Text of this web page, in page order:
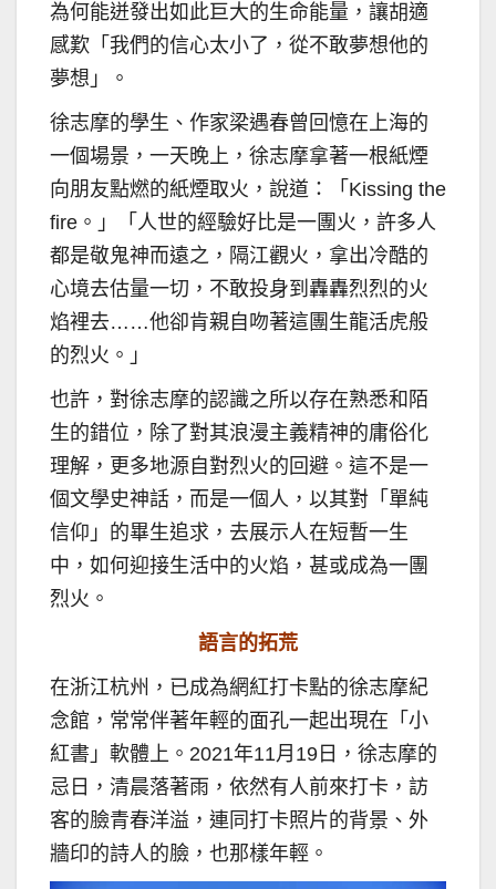
為何能迸發出如此巨大的生命能量，讓胡適
感歎「我們的信心太小了，從不敢夢想他的
夢想」。
徐志摩的學生、作家梁遇春曾回憶在上海的
一個場景，一天晚上，徐志摩拿著一根紙煙
向朋友點燃的紙煙取火，說道：「Kissing the
fire。」「人世的經驗好比是一團火，許多人
都是敬鬼神而遠之，隔江觀火，拿出冷酷的
心境去估量一切，不敢投身到轟轟烈烈的火
焰裡去……他卻肯親自吻著這團生龍活虎般
的烈火。」
也許，對徐志摩的認識之所以存在熟悉和陌
生的錯位，除了對其浪漫主義精神的庸俗化
理解，更多地源自對烈火的回避。這不是一
個文學史神話，而是一個人，以其對「單純
信仰」的畢生追求，去展示人在短暫一生
中，如何迎接生活中的火焰，甚或成為一團
烈火。
語言的拓荒
在浙江杭州，已成為網紅打卡點的徐志摩紀
念館，常常伴著年輕的面孔一起出現在「小
紅書」軟體上。2021年11月19日，徐志摩的
忌日，清晨落著雨，依然有人前來打卡，訪
客的臉青春洋溢，連同打卡照片的背景、外
牆印的詩人的臉，也那樣年輕。